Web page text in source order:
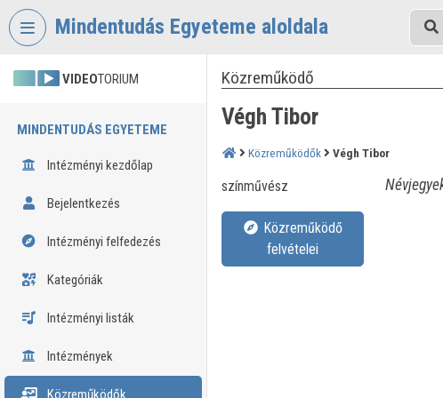
Fejléc kihagyása
Mindentudás Egyeteme aloldala
VIDEOTORIUM
MINDENTUDÁS EGYETEME
Intézményi kezdőlap
Bejelentkezés
Intézményi felfedezés
Kategóriák
Intézményi listák
Intézmények
Közreműködők
Közreműködő
Végh Tibor
Közreműködők Végh Tibor
színművész
felvételei